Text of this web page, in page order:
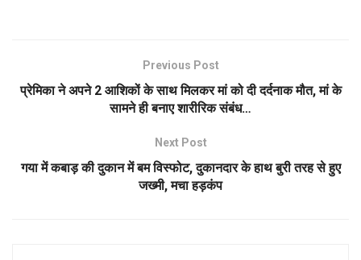
Previous Post
प्रेमिका ने अपने 2 आशिकों के साथ मिलकर मां को दी दर्दनाक मौत, मां के
सामने ही बनाए शारीरिक संबंध…
Next Post
गया में कबाड़ की दुकान में बम विस्फोट, दुकानदार के हाथ बुरी तरह से हुए
जख्मी, मचा हड़कंप